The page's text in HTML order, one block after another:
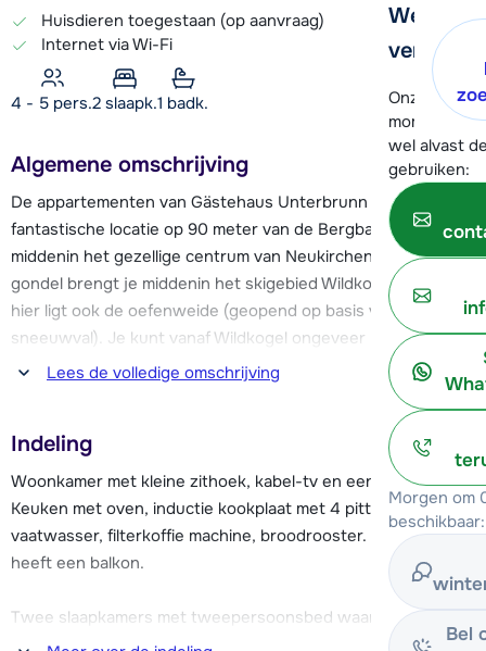
We
verder!
Onze
moment
wel alvast
gebruiken:
Morgen om
beschikbaar:
Bel
Huisdieren toegestaan (op aanvraag)
Internet via Wi-Fi
4 - 5 pers.2 slaapk.1 badk.
Algemene omschrijving
De appartementen van Gästehaus Unterbrunn liggen op een
fantastische locatie op 90 meter van de Bergbahn Wildkogel,
middenin het gezellige centrum van Neukirchen. Deze
gondel brengt je middenin het skigebied Wildkogel Arena en
hier ligt ook de oefenweide (geopend op basis van genoeg
sneeuwval). Je kunt vanaf Wildkogel ongeveer 5 kilometer
afdalen tot terug in het centrum.
Mocht je meerdere skigebieden willen uitproberen dan kan
dat. Er zijn in de buurt van Neukirchen twee grote
skigebieden te vinden, dit zijn het skigebied KitzSki Kitzbühel
/ Kirchberg (met de Panoramabahn Kitzbüheler Alpen vanuit
Hollersbach op 11 km) en de Zillertal Arena (met het Talstation
Gerlospass op 15 km).
Gasten die verblijven in het Gästehaus Unterbrunn, mogen
gebruik maken van het zwembad en de wellness in Hotel
Lees de volledige omschrijving
Indeling
Woonkamer met kleine zithoek, kabel-tv en een eethoek.
Keuken met oven, inductie kookplaat met 4 pitten, koelkast,
vaatwasser, filterkoffie machine, broodrooster. De woning
heeft een balkon.
Twee slaapkamers met tweepersoonsbed waarvan één ook
nog met een slaapbank of stapelbed. Badkamer met bad.